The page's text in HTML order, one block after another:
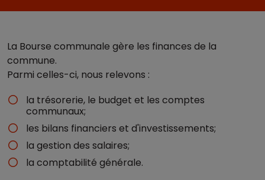
La Bourse communale gère les finances de la
commune.
Parmi celles-ci, nous relevons :
la trésorerie, le budget et les comptes
communaux;
les bilans financiers et d'investissements;
la gestion des salaires;
la comptabilité générale.